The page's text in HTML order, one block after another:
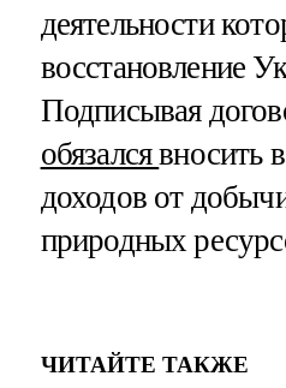
деятельности
восстановление
Подписывая
обязалсявносить
доходов от
природных
ЧИТАЙТЕ ТАКЖЕ